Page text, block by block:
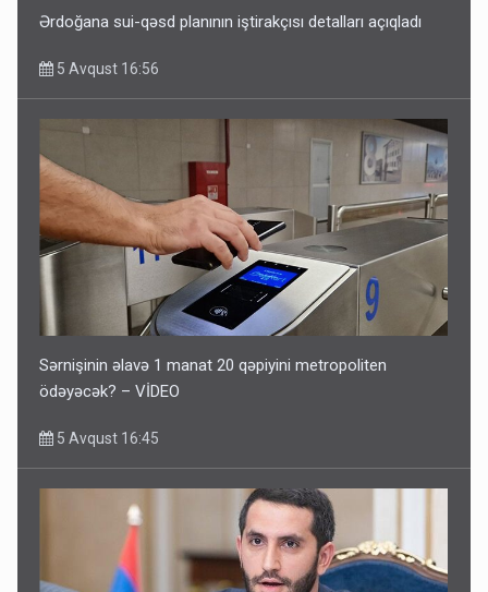
Ərdoğana sui-qəsd planının iştirakçısı detalları açıqladı
5 Avqust 16:56
Sərnişinin əlavə 1 manat 20 qəpiyini metropoliten
ödəyəcək? – VİDEO
5 Avqust 16:45